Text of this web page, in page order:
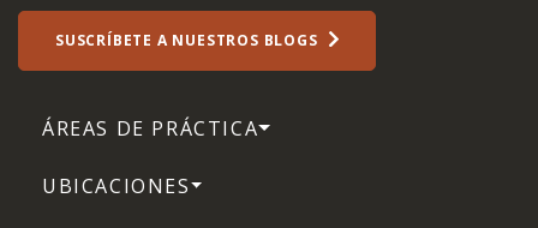
SUSCRÍBETE A NUESTROS BLOGS
ÁREAS DE PRÁCTICA
UBICACIONES